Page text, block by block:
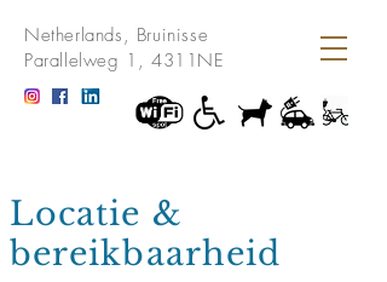
Netherlands, Bruinisse
Parallelweg 1, 4311NE
Locatie &
bereikbaarheid